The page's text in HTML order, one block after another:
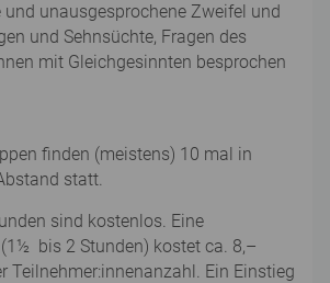
und unausgesprochene Zweifel und
und Sehnsüchte, Fragen des
mit Gleichgesinnten besprochen
finden (meistens) 10 mal in
statt.
sind kostenlos. Eine
bis 2 Stunden) kostet ca. 8,–
Teilnehmer:innenanzahl. Ein Einstieg